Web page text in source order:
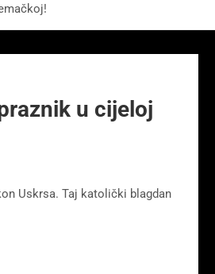
u cijeloj
Uskrsa. Taj katolički blagdan